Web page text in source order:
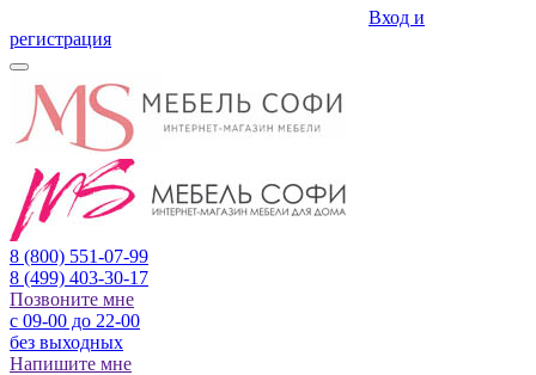
Вход и
регистрация
8 (800) 551-07-99
8 (499) 403-30-17
Позвоните мне
с 09-00 до 22-00
без выходных
Напишите мне